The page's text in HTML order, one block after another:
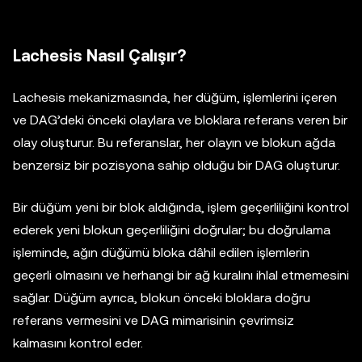
Lachesis Nasıl Çalışır?
Lachesis mekanizmasında, her düğüm, işlemlerini içeren
ve DAG’deki önceki olaylara ve bloklara referans veren bir
olay oluşturur. Bu referanslar, her olayın ve blokun ağda
benzersiz bir pozisyona sahip olduğu bir DAG oluşturur.
Bir düğüm yeni bir blok aldığında, işlem geçerliliğini kontrol
ederek yeni blokun geçerliliğini doğrular; bu doğrulama
işleminde, ağın düğümü bloka dâhil edilen işlemlerin
geçerli olmasını ve herhangi bir ağ kuralını ihlal etmemesini
sağlar. Düğüm ayrıca, blokun önceki bloklara doğru
referans vermesini ve DAG mimarisinin çevrimsiz
kalmasını kontrol eder.